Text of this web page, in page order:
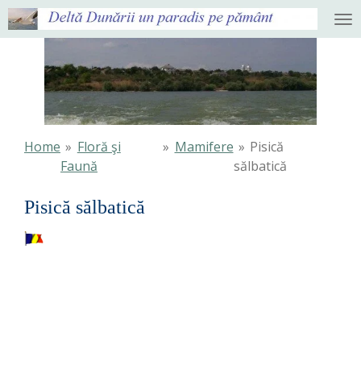
Ga
direct
hoofdinhoud
Home » Floră şi
Faună
» Mamifere » Pisică
sălbatică
Pisică sălbatică